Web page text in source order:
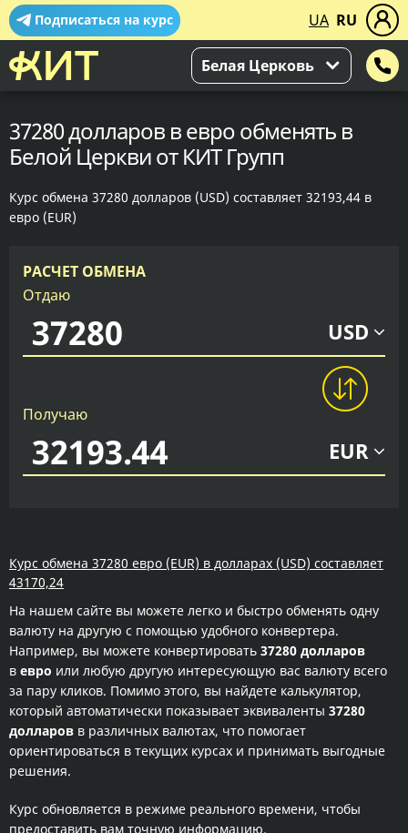
Подписаться на курс UA RU
Белая Церковь
37280 долларов в евро обменять в
Белой Церкви от КИТ Групп
Курс обмена 37280 долларов (USD) составляет 32193,44 в
евро (EUR)
РАСЧЕТ ОБМЕНА
Отдаю
USD
Получаю
EUR
Курс обмена 37280 евро (EUR) в долларах (USD) составляет
43170,24
На нашем сайте вы можете легко и быстро обменять одну
валюту на другую с помощью удобного конвертера.
Например, вы можете конвертировать 37280 долларов
в евро или любую другую интересующую вас валюту всего
за пару кликов. Помимо этого, вы найдете калькулятор,
который автоматически показывает эквиваленты 37280
долларов в различных валютах, что помогает
ориентироваться в текущих курсах и принимать выгодные
решения.
Курс обновляется в режиме реального времени, чтобы
предоставить вам точную информацию.